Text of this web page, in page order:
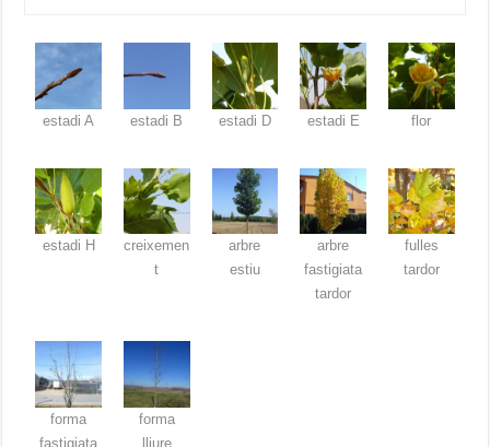
estadi A estadi B estadi D estadi E flor
estadi H
creixemen
t
arbre
estiu
arbre
fastigiata
tardor
fulles
tardor
forma
fastigiata
forma
lliure